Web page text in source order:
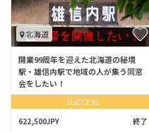
北海道
開業99周年を迎えた北海道の秘境
駅・雄信内駅で地域の人が集う同窓
会をしたい！
SUCCESS
622,500JPY 終了